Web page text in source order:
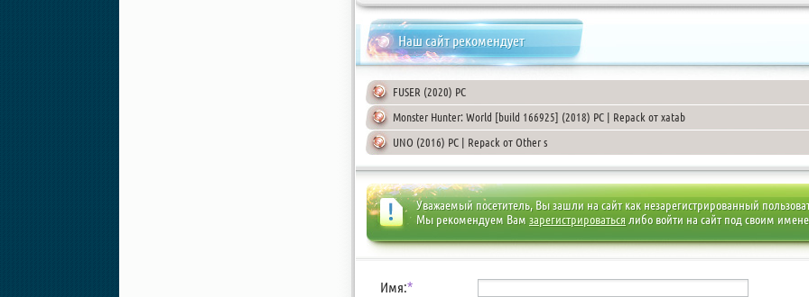
Наш сайт рекомендует
FUSER (2020) PC
Monster Hunter: World [build 166925] (2018) PC | Repack от xatab
UNO (2016) PC | Repack от Other s
Уважаемый посетитель, Вы зашли на сайт как незарегистрированный
Мы рекомендуем Вам зарегистрироватьсялибо войти на сайт под своим
Имя:*